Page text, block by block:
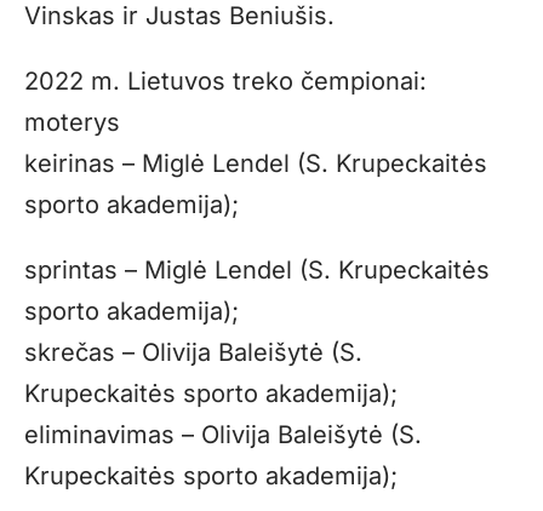
Vinskas ir Justas Beniušis.
2022 m. Lietuvos treko čempionai:
moterys
keirinas – Miglė Lendel (S. Krupeckaitės
sporto akademija);
sprintas – Miglė Lendel (S. Krupeckaitės
sporto akademija);
skrečas – Olivija Baleišytė (S.
Krupeckaitės sporto akademija);
eliminavimas – Olivija Baleišytė (S.
Krupeckaitės sporto akademija);